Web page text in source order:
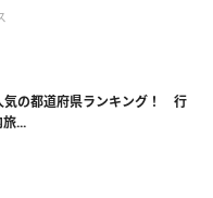
気の都道府県ランキング！ 行
...